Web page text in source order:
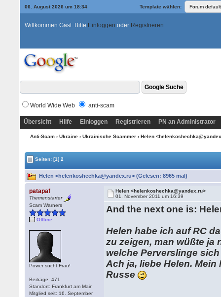
06. August 2026 um 18:34 Template wählen:
Willkommen Gast. Bitte Einloggen oder Registrieren
World Wide Web anti-scam
Übersicht Hilfe Einloggen Registrieren PN an Administrator
Anti-Scam› Ukraine› Ukrainische Scammer› Helen
Seiten:[1] 2
Helen <helenkoshechka@yandex.ru> (Gelesen: 8965 mal)
patapaf
Themenstarter
Scam Warners
Offline
Power sucht Frau!
Beiträge: 471
Standort: Frankfurt am Main
Mitglied seit: 16. September
Helen <helenkoshechka@yandex.ru>
01. November 2011 um 16:39
And the next one is:
Helen habe ich auf RC
zu zeigen, man wüßte ja
welche Perverslinge
Ach ja, liebe Helen.
Russe